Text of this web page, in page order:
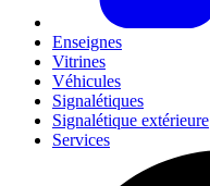
Enseignes
Vitrines
Véhicules
Signalétiques
Signalétique extérieure
Services